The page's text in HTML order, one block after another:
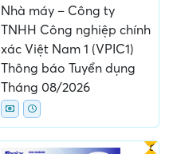
Nhà máy – Công ty
TNHH Công nghiệp chính
xác Việt Nam 1 (VPIC1)
Thông báo Tuyển dụng
Tháng 08/2026
Gấp